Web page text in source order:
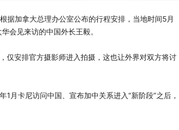
据加拿大总理办公室公布的行程安排，当地时间5月
会见来访的中国外长王毅。
仅安排官方摄影师进入拍摄，这也让外界对双方将讨
月卡尼访问中国、宣布加中关系进入“新阶段”之后，